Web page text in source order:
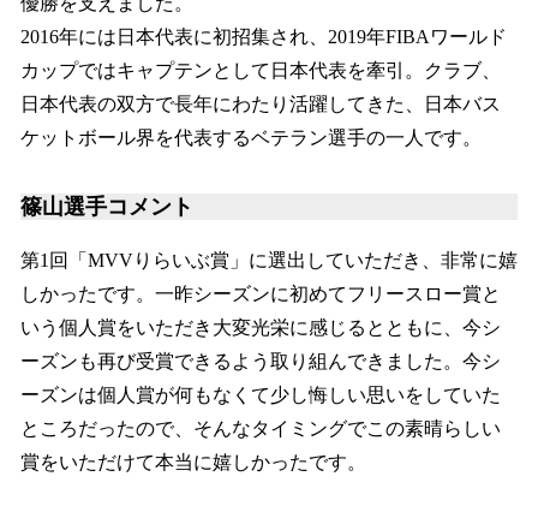
2016年には日本代表に初招集され、2019年FIBAワールド
カップではキャプテンとして日本代表を牽引。クラブ、
日本代表の双方で長年にわたり活躍してきた、日本バス
ケットボール界を代表するベテラン選手の一人です。
篠山選手コメント
第1回「MVVりらいぶ賞」に選出していただき、非常に嬉
しかったです。一昨シーズンに初めてフリースロー賞と
いう個人賞をいただき大変光栄に感じるとともに、今シ
ーズンも再び受賞できるよう取り組んできました。今シ
ーズンは個人賞が何もなくて少し悔しい思いをしていた
ところだったので、そんなタイミングでこの素晴らしい
賞をいただけて本当に嬉しかったです。